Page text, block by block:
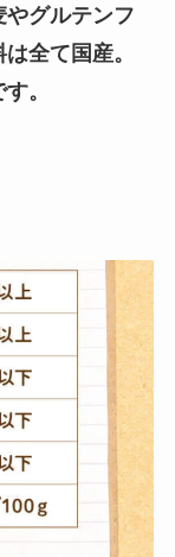
グルテンフ
全て国産。
。